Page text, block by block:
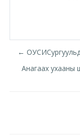
Moodle
free
← ОУСИСургуульд
Анагаах